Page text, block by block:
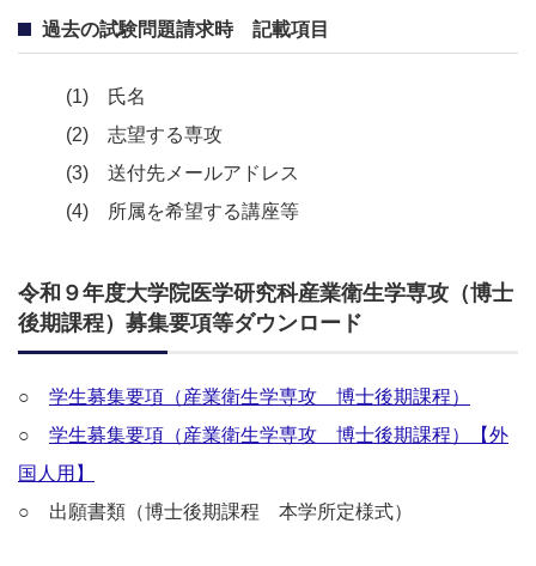
過去の試験問題請求時 記載項目
(1)
氏名
(2) 志望する専攻
(3) 送付先 メールアドレス
(4)
所属を希望する講座等
令和９年度大学院医学研究科産業衛生学専攻（博士
後期課程）募集要項等ダウンロード
○ 学生募集要項（産業衛生学専攻 博士後期課程）
○ 学生募集要項（産業衛生学専攻 博士後期課程）【外
国人用】
○ 出願書類（博士後期課程 本学所定様式）